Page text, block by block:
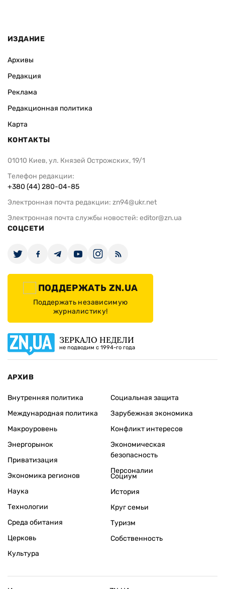
ИЗДАНИЕ
Архивы
Редакция
Реклама
Редакционная политика
Карта
КОНТАКТЫ
01010 Киев, ул. Князей Острожских, 19/1
Телефон редакции:
+380 (44) 280-04-85
Электронная почта редакции: zn94@ukr.net
Электронная почта службы новостей: editor@zn.ua
СОЦСЕТИ
ПОДДЕРЖАТЬ ZN.UA
Поддержать независимую
журналистику!
ЗЕРКАЛО НЕДЕЛИ
не подводим с 1994-го года
АРХИВ
Внутренняя политика
Международная политика
Макроуровень
Энергорынок
Приватизация
Экономика регионов
Социальная защита
Зарубежная экономика
Конфликт интересов
Экономическая
безопасность
Персоналии
Наука
Технологии
Среда обитания
Церковь
Культура
Социум
История
Круг семьи
Туризм
Собственность